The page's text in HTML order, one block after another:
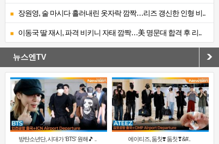
장원영, 술 마시다 흘러내린 옷자락 깜짝…리즈 갱신한 인형 비..
이동국 딸 재시, 파격 비키니 자태 깜짝…美 명문대 합격 후 리..
뉴스엔TV
방탄소년단, 시대가 ‘BTS’ 원해🎵 .. 에이티즈, 둠칫❣️ 둠칫❣&#..